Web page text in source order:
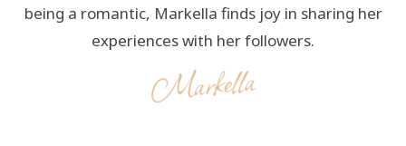
being a romantic, Markella finds joy in sharing her
experiences with her followers.